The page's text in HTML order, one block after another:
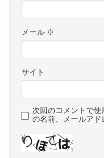
メール ※
サイト
次回のコメントで
の名前、メールアド